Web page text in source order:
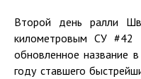
Второй день ралли
километровым СУ #42
обновленное название
году ставшего